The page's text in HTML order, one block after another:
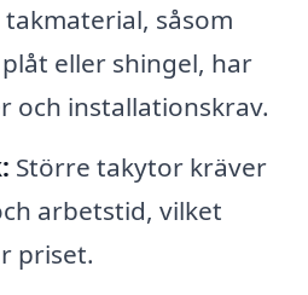
takmaterial, såsom
eller shingel, har
och installationskrav.
Större takytor kräver
arbetstid, vilket
priset.